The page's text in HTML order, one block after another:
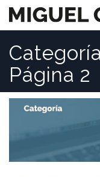
Página 2